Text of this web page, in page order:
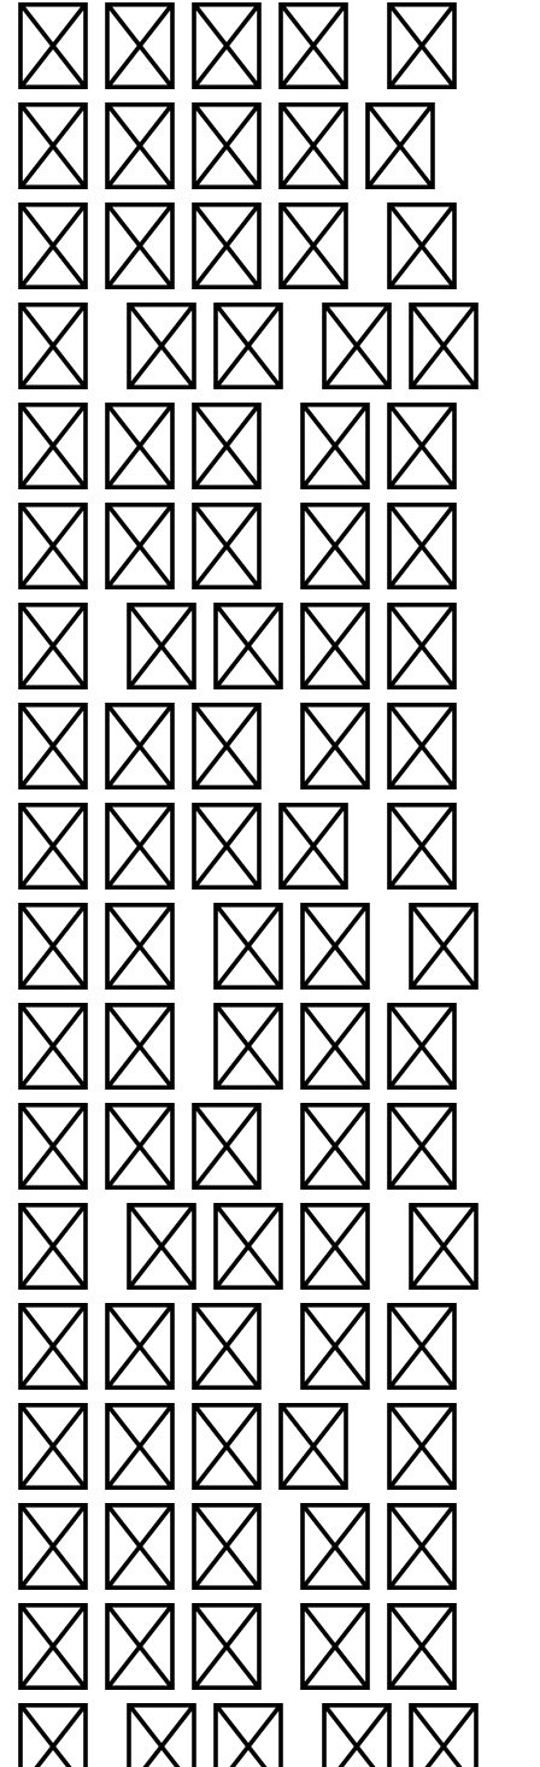
탈네모꼴 글
꼴입니다.
게임판의 네
모 칸을 닮은
픽셀이 모여
가로와 세로
로 교차하며
자소를 형성
합니다. 글
자의 기둥 높
이가 고정된
채로, 초성
과 종성의 높
낮이가 오르
락내리락 변
화하며 리드
미컬한 인상
을 주는 것이